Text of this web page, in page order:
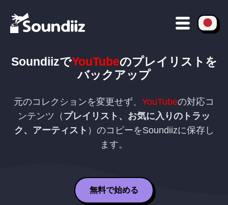
SoundiizでYouTubeのプレイリストを
バックアップ
元のコレクションを変更せず、 YouTubeの対応コ
ンテンツ（ プレイリスト、お気に入りのトラッ
ク、アーティスト ）のコピーをSoundiizに保存し
ます。
無料で始める